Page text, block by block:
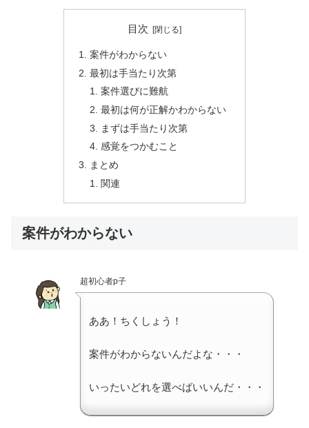
目次
案件がわからない
最初は手当たり次第
案件選びに難航
最初は何が正解かわからない
まずは手当たり次第
感覚をつかむこと
まとめ
関連
案件がわからない
超初心者p子
ああ！ちくしょう！
案件がわからないんだよな・・・
いったいどれを選べばいいんだ・・・